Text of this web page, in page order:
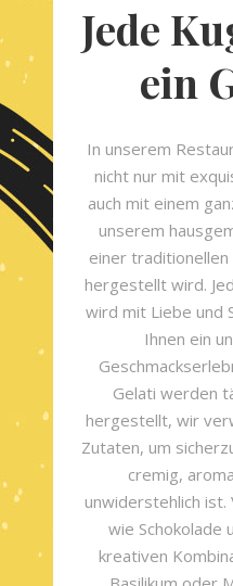
Jede
ein
In unserem
nicht nur mit
auch mit einem
unserem
einer
hergestellt wird.
wird mit Liebe und
Ihnen ein
Gelati werden
hergestellt, wir
Zutaten, um
cremig,
unwiderstehlich ist.
wie Schokolade
kreativen